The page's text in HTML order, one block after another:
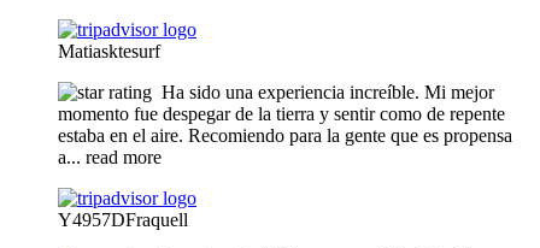
Matiasktesurf
Ha sido una experiencia increíble. Mi mejor
momento fue despegar de la tierra y sentir como de repente
estaba en el aire. Recomiendo para la gente que es propensa
a... read more
Y4957DFraquell